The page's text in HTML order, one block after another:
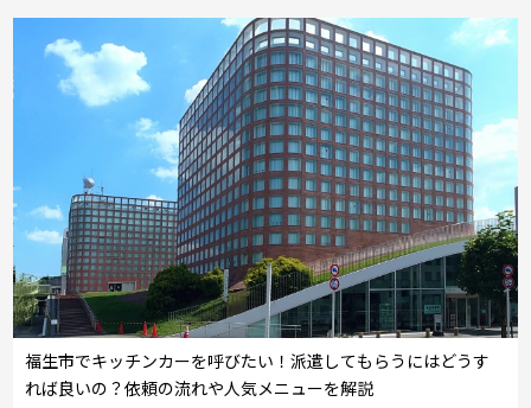
福生市でキッチンカーを呼びたい！派遣してもらうにはどうす
れば良いの？依頼の流れや人気メニューを解説